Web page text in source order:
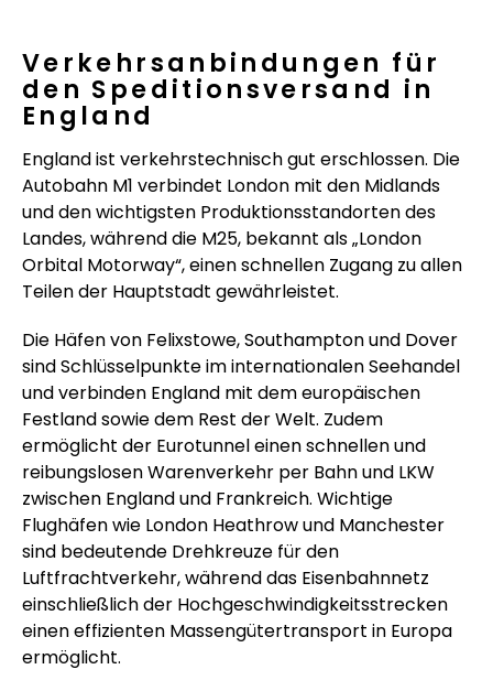
Verkehrsanbindungen für
den Speditionsversand in
England
England ist verkehrstechnisch gut erschlossen. Die
Autobahn M1 verbindet London mit den Midlands
und den wichtigsten Produktionsstandorten des
Landes, während die M25, bekannt als „London
Orbital Motorway“, einen schnellen Zugang zu allen
Teilen der Hauptstadt gewährleistet.
Die Häfen von Felixstowe, Southampton und Dover
sind Schlüsselpunkte im internationalen Seehandel
und verbinden England mit dem europäischen
Festland sowie dem Rest der Welt. Zudem
ermöglicht der Eurotunnel einen schnellen und
reibungslosen Warenverkehr per Bahn und LKW
zwischen England und Frankreich. Wichtige
Flughäfen wie London Heathrow und Manchester
sind bedeutende Drehkreuze für den
Luftfrachtverkehr, während das Eisenbahnnetz
einschließlich der Hochgeschwindigkeitsstrecken
einen effizienten Massengütertransport in Europa
ermöglicht.